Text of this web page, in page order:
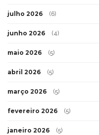
julho 2026 (6)
junho 2026 (4)
maio 2026 (5)
abril 2026 (5)
março 2026 (5)
fevereiro 2026 (5)
janeiro 2026 (5)